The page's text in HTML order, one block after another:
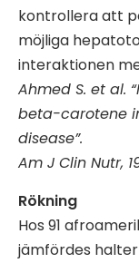
kontrollera att
möjliga
interaktionen
Ahmed S. et al.
beta-carotene
disease”.
Am J Clin Nutr,
Rökning
Hos 91
jämfördes